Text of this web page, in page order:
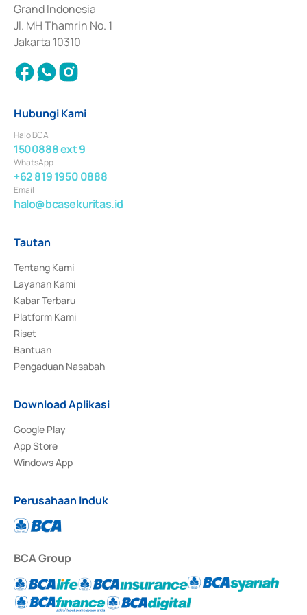
Grand Indonesia
Jl. MH Thamrin No. 1
Jakarta 10310
Hubungi Kami
Halo BCA
1500888 ext 9
WhatsApp
+62 819 1950 0888
Email
halo@bcasekuritas.id
Tautan
Tentang Kami
Layanan Kami
Kabar Terbaru
Platform Kami
Riset
Bantuan
Pengaduan Nasabah
Download Aplikasi
Google Play
App Store
Windows App
Perusahaan Induk
BCA Group